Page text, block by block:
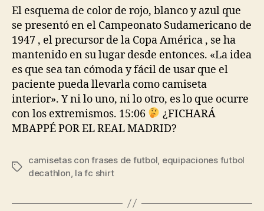
entrada
entrada
El esquema de color de rojo, blanco y azul que
se presentó en el Campeonato Sudamericano de
1947 , el precursor de la Copa América , se ha
mantenido en su lugar desde entonces. «La idea
es que sea tan cómoda y fácil de usar que el
paciente pueda llevarla como camiseta
interior». Y ni lo uno, ni lo otro, es lo que ocurre
con los extremismos. 15:06
¿FICHARÁ
MBAPPÉ POR EL REAL MADRID?
Etiquetas
camisetas con frases de futbol equipaciones futbol
decathlon la fc shirt